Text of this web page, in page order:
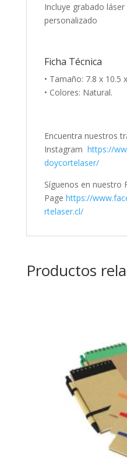
Incluye grabado
personalizado
Ficha Técnica
• Tamaño: 7.8 x 10.5
• Colores: Natural.
Encuentra nuestros
Instagram https://
doycortelaser/
Síguenos en nuestro
Page https://
rtelaser.cl/
Productos